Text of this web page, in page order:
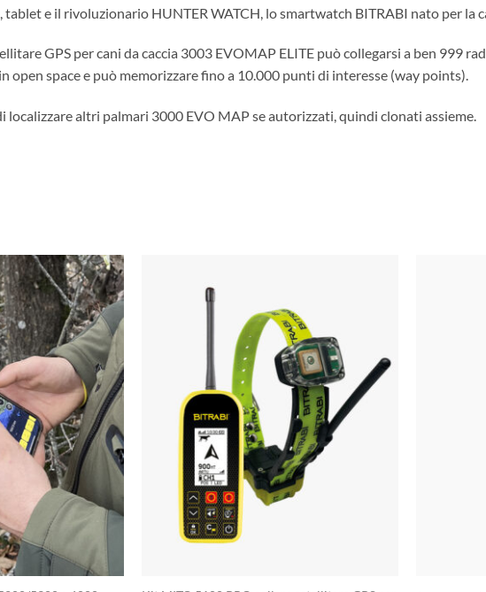
e il rivoluzionario HUNTER WATCH, lo smartwatch BITRABI nato per la
GPS per cani da caccia 3003 EVOMAP ELITE può collegarsi a ben 999
open space e può memorizzare fino a 10.000 punti di interesse (way points).
localizzare altri palmari 3000 EVO MAP se autorizzati, quindi clonati assieme.